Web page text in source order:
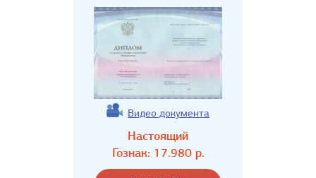
Видео документа
Настоящий
Гознак: 17.980р.